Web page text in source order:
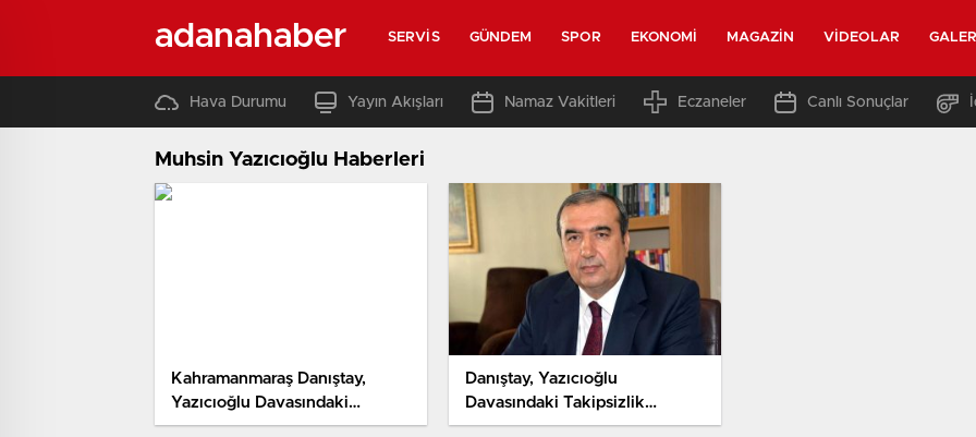
adanahaber SERVIS GÜNDEM SPOR EKONOMI MAGAZIN VIDEOLAR GALERI
Hava Durumu Yayın Akışları Namaz Vakitleri Eczaneler Canlı Sonuçlar
Muhsin Yazıcıoğlu Haberleri
Kahramanmaraş Danıştay,
Yazıcıoğlu Davasındaki
Takipsizlik Kararını Kaldırdı
Danıştay, Yazıcıoğlu
Davasındaki Takipsizlik
Kararını Kaldırdı